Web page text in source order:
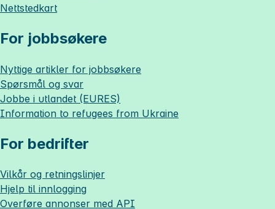
Nettstedkart
For jobbsøkere
Nyttige artikler for jobbsøkere
Spørsmål og svar
Jobbe i utlandet (EURES)
Information to refugees from Ukraine
For bedrifter
Vilkår og retningslinjer
Hjelp til innlogging
Overføre annonser med API